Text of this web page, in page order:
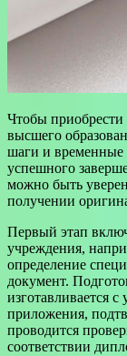
Чтобы приобрести
высшего
шаги и временные
успешного
можно быть
получении
Первый этап
учреждения,
определение
документ.
изготавливается
приложения,
проводится
соответствии